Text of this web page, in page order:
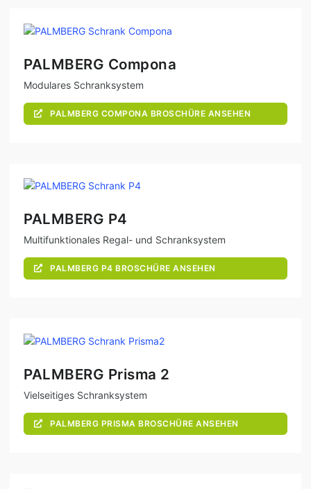
PALMBERG Compona
Modulares Schranksystem
PALMBERG COMPONA BROSCHÜRE ANSEHEN
PALMBERG P4
Multifunktionales Regal- und Schranksystem
PALMBERG P4 BROSCHÜRE ANSEHEN
PALMBERG Prisma 2
Vielseitiges Schranksystem
PALMBERG PRISMA BROSCHÜRE ANSEHEN